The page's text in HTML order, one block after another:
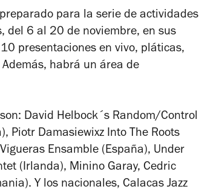
preparado para la serie de actividades
del 6 al 20 de noviembre, en sus
presentaciones en vivo, pláticas,
habrá un área de
David Helbock´s Random/Control
Piotr Damasiewixz Into The Roots
Ensamble (España), Under
(Irlanda), Minino Garay, Cedric
Y los nacionales, Calacas Jazz